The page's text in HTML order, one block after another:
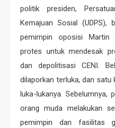
politik presiden,
Kemajuan Sosial (UDPS),
pemimpin oposisi Martin
protes untuk mendesak
dan depolitisasi CENI.
dilaporkan terluka, dan satu
luka-lukanya. Sebelumnya,
orang muda melakukan
pemimpin dan fasilitas